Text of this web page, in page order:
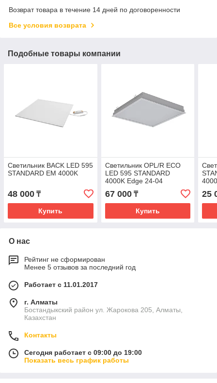
Возврат товара в течение 14 дней по договоренности
Все условия возврата
Подобные товары компании
Светильник BACK LED 595
STANDARD EM 4000K
48 000 ₸
Купить
Светильник OPL/R ECO
LED 595 STANDARD
4000K Edge 24-04
67 000₸
Купить
25
О нас
Рейтинг не сформирован
Менее 5 отзывов за последний год
Работает с 11.01.2017
г. Алматы
Бостандыкский район ул. Жарокова 205, Алматы,
Казахстан
Контакты
Сегодня работает с 09:00 до 19:00
Показать весь график работы